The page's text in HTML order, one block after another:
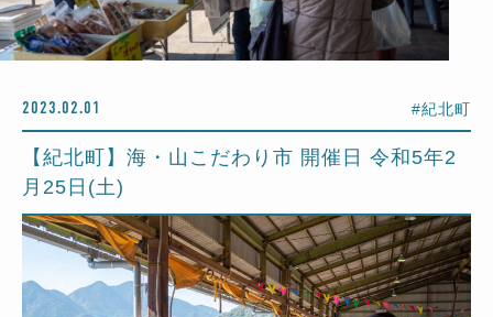
2023.02.01 #紀北町
【紀北町】海・山こだわり市 開催日 令和5年2
月25日(土)